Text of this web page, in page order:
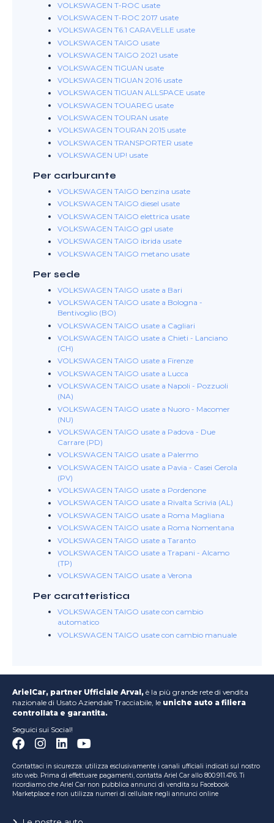
VOLKSWAGEN T-ROC usate
VOLKSWAGEN T-ROC 2017 usate
VOLKSWAGEN T6.1 CARAVELLE usate
VOLKSWAGEN TAIGO usate
VOLKSWAGEN TAIGO 2021 usate
VOLKSWAGEN TIGUAN usate
VOLKSWAGEN TIGUAN 2016 usate
VOLKSWAGEN TIGUAN ALLSPACE usate
VOLKSWAGEN TOUAREG usate
VOLKSWAGEN TOURAN usate
VOLKSWAGEN TOURAN 2015 usate
VOLKSWAGEN TRANSPORTER usate
VOLKSWAGEN UP! usate
Per carburante
VOLKSWAGEN TAIGO benzina usate
VOLKSWAGEN TAIGO diesel usate
VOLKSWAGEN TAIGO elettrica usate
VOLKSWAGEN TAIGO gpl usate
VOLKSWAGEN TAIGO ibrida usate
VOLKSWAGEN TAIGO metano usate
Per sede
VOLKSWAGEN TAIGO usate a Bari
VOLKSWAGEN TAIGO usate a Bologna -
Bentivoglio (BO)
VOLKSWAGEN TAIGO usate a Cagliari
VOLKSWAGEN TAIGO usate a Chieti - Lanciano
(CH)
VOLKSWAGEN TAIGO usate a Firenze
VOLKSWAGEN TAIGO usate a Lucca
VOLKSWAGEN TAIGO usate a Napoli - Pozzuoli
(NA)
VOLKSWAGEN TAIGO usate a Nuoro - Macomer
(NU)
VOLKSWAGEN TAIGO usate a Padova - Due
Carrare (PD)
VOLKSWAGEN TAIGO usate a Palermo
VOLKSWAGEN TAIGO usate a Pavia - Casei Gerola
(PV)
VOLKSWAGEN TAIGO usate a Pordenone
VOLKSWAGEN TAIGO usate a Rivalta Scrivia (AL)
VOLKSWAGEN TAIGO usate a Roma Magliana
VOLKSWAGEN TAIGO usate a Roma Nomentana
VOLKSWAGEN TAIGO usate a Taranto
VOLKSWAGEN TAIGO usate a Trapani - Alcamo
(TP)
VOLKSWAGEN TAIGO usate a Verona
Per caratteristica
VOLKSWAGEN TAIGO usate con cambio
automatico
VOLKSWAGEN TAIGO usate con cambio manuale
ArielCar, partner Ufficiale Arval, è la più grande rete di vendita
nazionale di Usato Aziendale Tracciabile, le uniche auto a filiera
controllata e garantita.
Seguici sui Social!
Contattaci in sicurezza: utilizza esclusivamente i canali ufficiali indicati sul nostro
sito web. Prima di effettuare pagamenti, contatta Ariel Car allo 800.911.476. Ti
ricordiamo che Ariel Car non pubblica annunci di vendita su Facebook
Marketplace e non utilizza numeri di cellulare negli annunci online